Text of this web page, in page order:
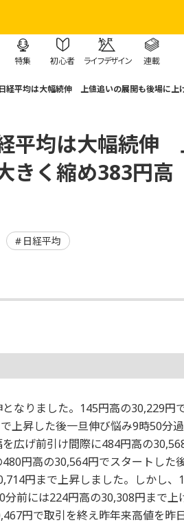
特集 初心者 ライフデザイン 連載
日経平均は大幅続伸 上値追いの展開も後場に上
経平均は大幅続伸
きく縮め383円高
日経平均
なりました。145円高の30,229円
上昇した後一旦伸び悩み9時50分
広げ前引け間際に484円高の
円高の30,564円でスタートした
円まで上昇しました。しかし
前には224円高の30,308円まで
円で取引を終え昨年来高値を昨